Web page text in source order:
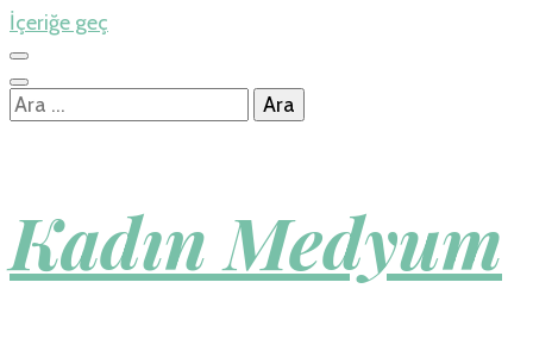
İçeriğe geç
Arama:
Kadın Medyum